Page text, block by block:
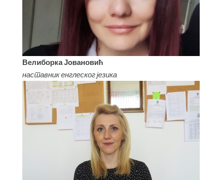
Велиборка Јовановић
наставник енглеског језика